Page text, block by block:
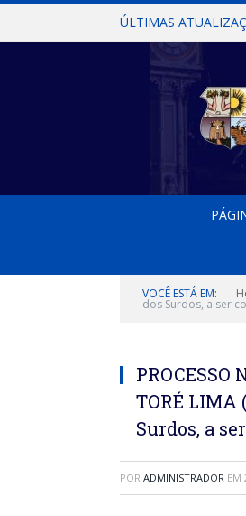
ÚLTIMAS
VOCÊ ESTÁ EM:
dos Surdos, a ser
PROCESSO
TORÉ
Surdos, a
POR ADMINISTRADOR EM